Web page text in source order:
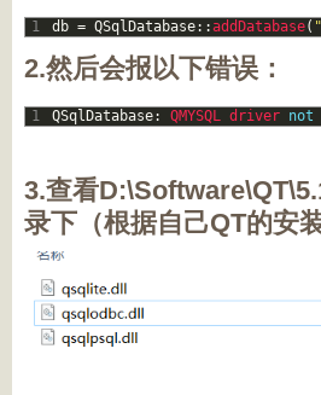
1 db = QSqlDatabase::addDatabase(
2.然后会报以下错误：
1 QSqlDatabase: QMYSQL driver not
3.查看
录下（根据自己QT的安